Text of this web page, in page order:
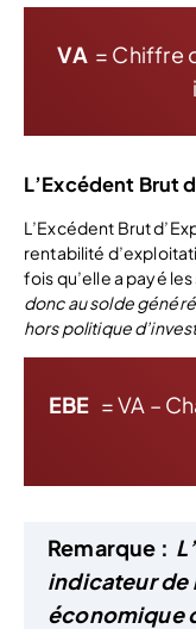
VA= Chiffre
L’Excédent Brut
L’Excédent Brut
rentabilité
fois qu’elle a payé
donc au solde
hors politique
EBE = VA –
Remarque :
indicateur de
économique